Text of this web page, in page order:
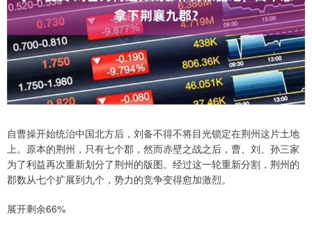
自曹操开始统治中国北方后，刘备不得不将目光锁定在荆州这片土地
上。原本的荆州，只有七个郡，然而赤壁之战之后，曹、刘、孙三家
为了利益再次重新划分了荆州的版图。经过这一轮重新分割，荆州的
郡数从七个扩展到九个，势力的竞争变得愈加激烈。
展开剩余66%